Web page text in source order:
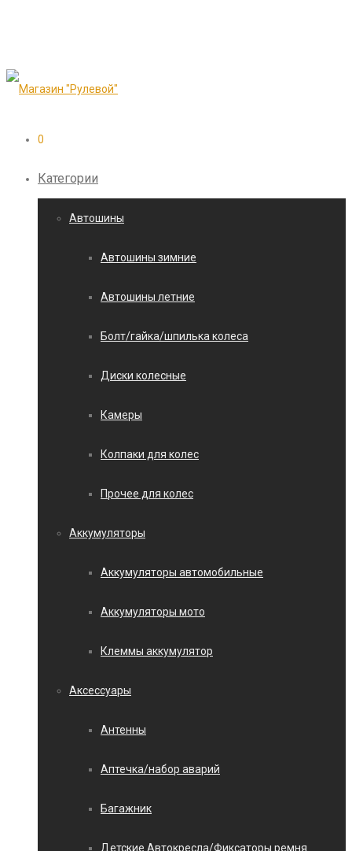
0
Категории
Автошины
Автошины зимние
Автошины летние
Болт/гайка/шпилька колеса
Диски колесные
Камеры
Колпаки для колес
Прочее для колес
Аккумуляторы
Аккумуляторы автомобильные
Аккумуляторы мото
Клеммы аккумулятор
Аксессуары
Антенны
Аптечка/набор аварий
Багажник
Детские Автокресла/Фиксаторы ремня